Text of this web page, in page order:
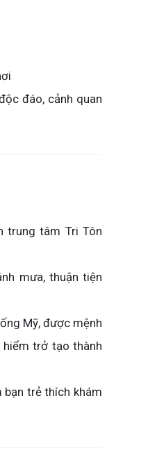
đáo, cảnh quan
trung tâm Tri Tôn
mưa, thuận tiện
Mỹ, được mệnh
trở tạo thành
bạn trẻ thích khám